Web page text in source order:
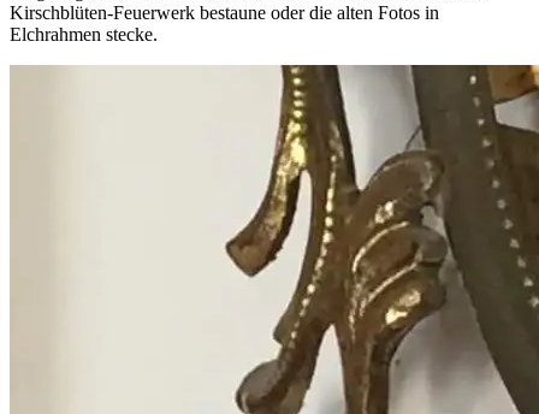
Kirschblüten-Feuerwerk bestaune oder die alten Fotos in
Elchrahmen stecke.